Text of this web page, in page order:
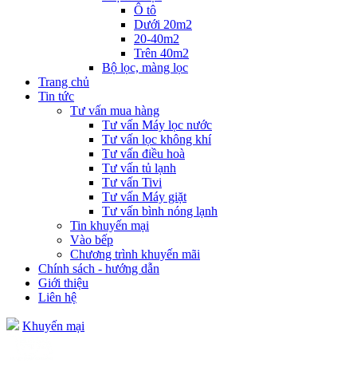
Ô tô
Dưới 20m2
20-40m2
Trên 40m2
Bộ lọc, màng lọc
Trang chủ
Tin tức
Tư vấn mua hàng
Tư vấn Máy lọc nước
Tư vấn lọc không khí
Tư vấn điều hoà
Tư vấn tủ lạnh
Tư vấn Tivi
Tư vấn Máy giặt
Tư vấn bình nóng lạnh
Tin khuyến mại
Vào bếp
Chương trình khuyến mãi
Chính sách - hướng dẫn
Giới thiệu
Liên hệ
Khuyến mại